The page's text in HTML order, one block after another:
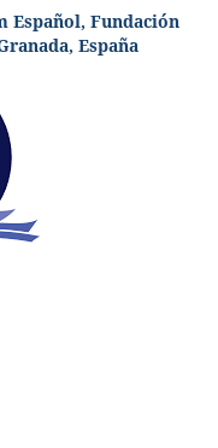
Español, Fundación
España